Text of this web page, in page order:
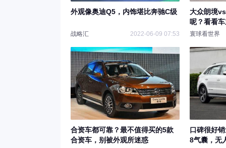
外观像奥迪Q5，内饰堪比奔驰C级
战略汇 2022-06-09 07:53
大众朗境
呢？看看
寰球看世界
合资车都可靠？最不值得买的5款
合资车，别被外观所迷惑
口碑很好
8气囊，无